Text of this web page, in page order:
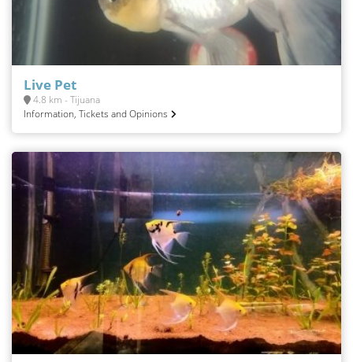
Live Pet
4.8 km - Tijuana
Information, Tickets and Opinions